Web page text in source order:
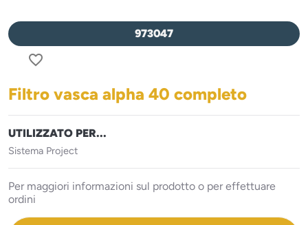
973047
favorite_border
Filtro vasca alpha 40 completo
UTILIZZATO PER...
Sistema Project
Per maggiori informazioni sul prodotto o per effettuare
ordini